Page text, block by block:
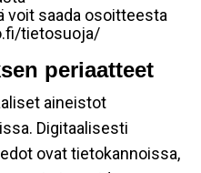
voit saada osoitteesta
tietosuoja/
periaatteet
aineistot
Digitaalisesti
ovat tietokannoissa,